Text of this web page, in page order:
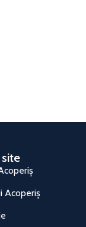
Acoperiș